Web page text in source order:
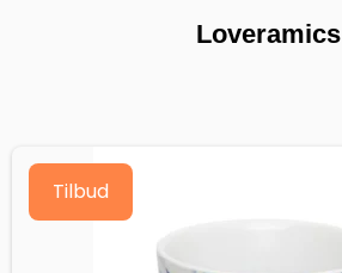
Loveramics
Tilbud